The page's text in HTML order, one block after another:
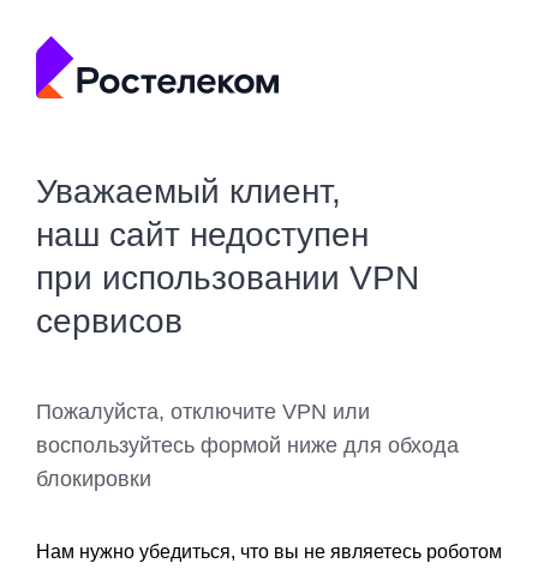
Уважаемый клиент,
наш сайт недоступен
при использовании VPN
сервисов
Пожалуйста, отключите VPN или
воспользуйтесь формой ниже для обхода
блокировки
Нам нужно убедиться, что вы не являетесь роботом